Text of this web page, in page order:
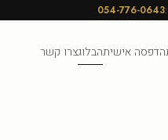
054-776-0643
הדפסה אישיתהבלוגצרו קשר